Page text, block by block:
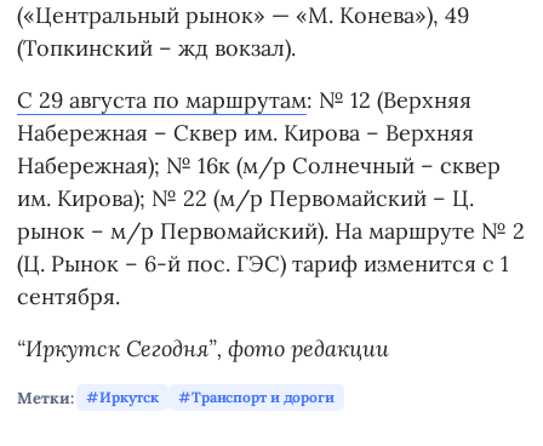
(«Центральный рынок» — «М. Конева»), 49
(Топкинский – жд вокзал).
С 29 августа по маршрутам: № 12 (Верхняя
Набережная – Сквер им. Кирова – Верхняя
Набережная); № 16к (м/р Солнечный – сквер
им. Кирова); № 22 (м/р Первомайский – Ц.
рынок – м/р Первомайский). На маршруте № 2
(Ц. Рынок – 6-й пос. ГЭС) тариф изменится с 1
сентября.
“Иркутск Сегодня”, фото редакции
Метки: Иркутск Транспорт и дороги